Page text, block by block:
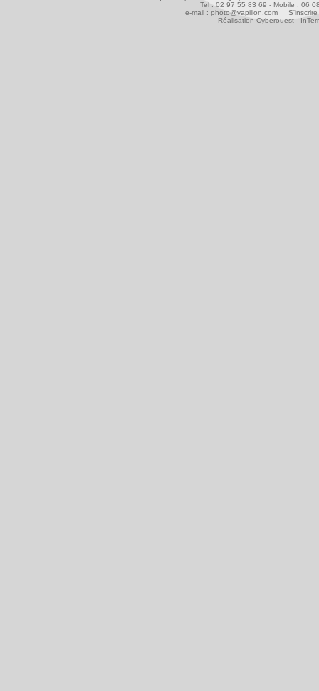
Tel : 02 97 55 83 69 - Mobile : 06
e-mail : photo@vapillon.com S'inscrire
Réalisation Cyberouest -